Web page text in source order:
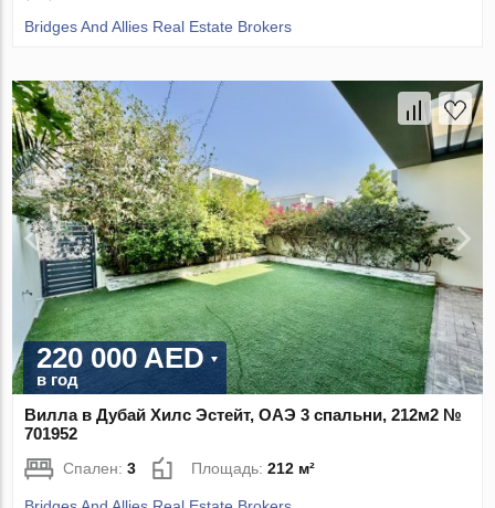
Bridges And Allies Real Estate Brokers
220 000 AED
в год
Вилла в Дубай Хилс Эстейт, ОАЭ 3 спальни, 212м2 №
701952
Спален:3 Площадь:212 м²